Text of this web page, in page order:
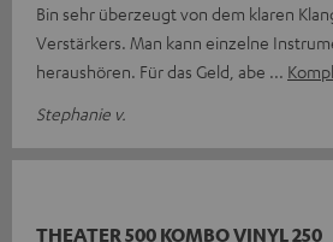
Bin sehr überzeugt von dem klaren
Verstärkers. Man kann einzelne
heraushören. Für das Geld, abe
Stephanie v.
THEATER 500 KOMBO VINYL 250